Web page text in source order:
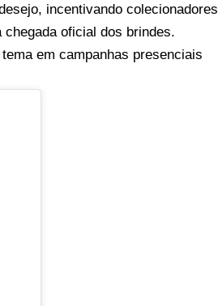
incentivando colecionadores
oficial dos brindes.
em campanhas presenciais